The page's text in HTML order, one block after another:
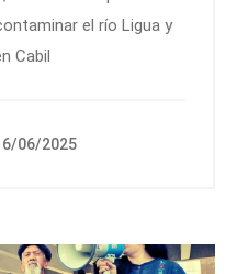
el río Ligua y
Cabil
06/2025